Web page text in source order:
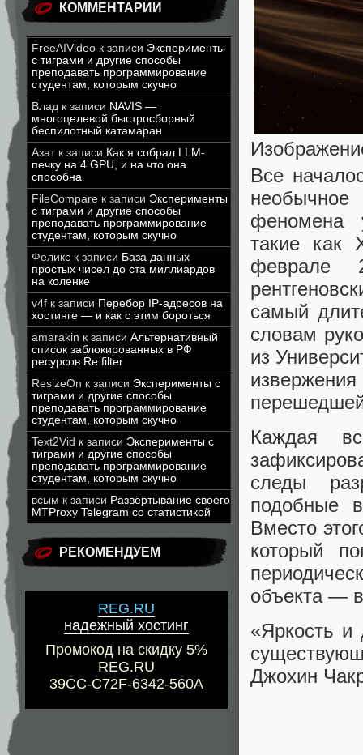
КОММЕНТАРИИ
FreeAIVideo к записи Эксперименты
с тиграми и другие способы
преподавать программирование
студентам, которым скучно
Влад к записи NAVIS —
многоцелевой быстросборный
беспилотный катамаран
Азатк записи Как я собрал LLM-
печку на 4 GPU, и на что она
способна
FileCompare к записи Эксперименты
с тиграми и другие способы
преподавать программирование
студентам, которым скучно
Феликс к записи База данных
простых чисел до ста миллиардов
на коленке
v4f к записи Перебор IP-адресов на
хостинге — и как с этим бороться
amarakin к записи Альтернативный
список заблокированных в РФ
ресурсов Re:filter
ResizeOn к записи Эксперименты с
тиграми и другие способы
преподавать программирование
студентам, которым скучно
Text2Vid к записи Эксперименты с
тиграми и другие способы
преподавать программирование
студентам, которым скучно
всым к записи Развёртывание своего
MTProxy Telegram со статистикой
РЕКОМЕНДУЕМ
REG.RU
надежный хостинг
Промокод на скидку 5%
REG.RU
39CC-C72F-6342-560A
Все
необычное
феномена
такие как
феврале
самый
словам
из
Каждая
следы
подобные
Вместо
который
объекта —
«Яркость и
Джохин